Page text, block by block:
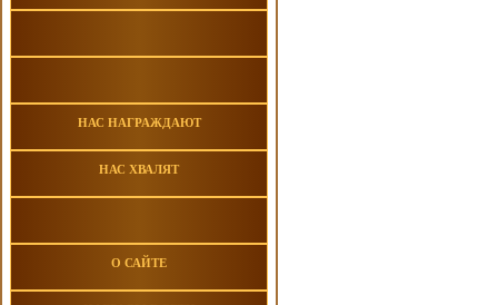
НАС НАГРАЖДАЮТ
НАС ХВАЛЯТ
О САЙТЕ